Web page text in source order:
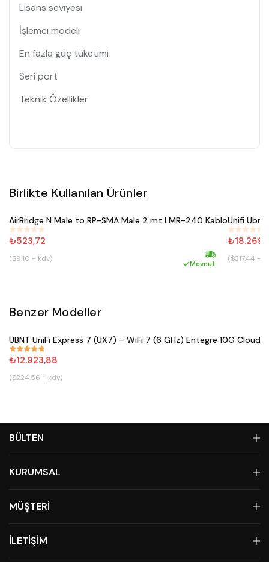
Teknik Özellikler
Lisans seviyesi
İşlemci modeli
En fazla güç tüketimi
Seri port
Birlikte Kullanılan Ürünler
#352
Satın Al
AirBridge N Male to RP-SMA Male 2 mt LMR-240 Kablo
₺523,72
($9.10 + kdv) Hızlı kargo
Mevcut
#263
Unifi Ubnt
($317.44 +
Benzer Modeller
#833
UBNT UniFi Express 7 (UX7) – WiFi 7 (6 GHz) Entegre 10G
₺12.923,88
($224.56 + kdv)
BÜLTEN
KURUMSAL
MÜŞTERİ
İLETİŞİM